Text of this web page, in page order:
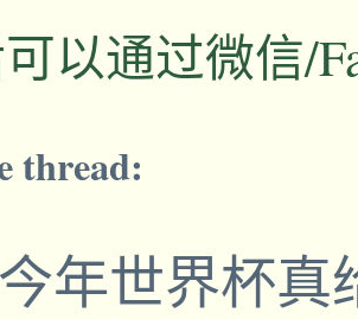
以通过微信/
thread:
年世界杯